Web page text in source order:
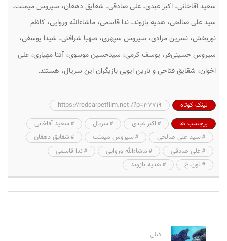
سعید آقاخانی، اکبر عبدی، علی صادقی، شقایق دهقان، سیروس میمنت،
سید علی صالحی، هدیه بازوند، ندا قاسمی، ماشاءالله وروایی، کاظم
نوربخش، نسرین مرادی، سیروس سپهری، صهبا شرافتی، شیدا یوسفی،
سیروس حسینی‌فر، یوسف کرمی، سیدحسین موسوی، آتنا مهیاری، علی
اخوان، شقایق فتاحی و نارین ایوبی بازیگران این سریال، هستند.
لینک کوتاه
https://redcarpetfilm.net /?p=37719
برچسب ها
اکبر عبدی سریال
سعید آقاخانی
سید علی صالحی
سیروس میمنت
شقایق دهقان
علی صادقی
ماشاءالله وروایی
ندا قاسمی
نون.خ
هدیه بازوند
قبلی